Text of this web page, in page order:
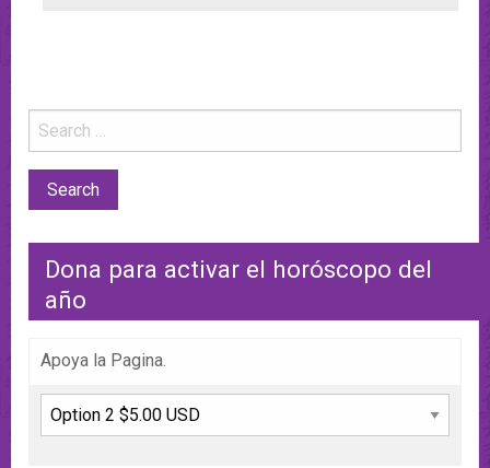
Dona para activar el horóscopo del
año
Apoya la Pagina.